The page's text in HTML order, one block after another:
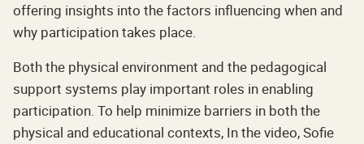
offering insights into the factors influencing when and
why participation takes place.
Both the physical environment and the pedagogical
support systems play important roles in enabling
participation. To help minimize barriers in both the
physical and educational contexts, In the video, Sofie